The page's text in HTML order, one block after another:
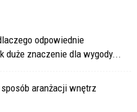
odpowiednie
duże znaczenie dla wygody...
aranżacji wnętrz